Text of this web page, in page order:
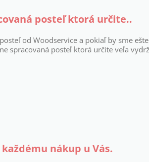
nákup u Vás.
posteľ ktorá určite..
od Woodservice a pokiaľ by sme
spracovaná posteľ ktorá určite veľa